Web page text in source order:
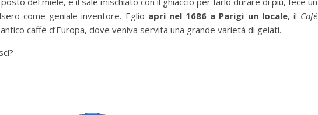
come geniale inventore. Eglio aprì nel 1686 a Parigi un locale, il Café
caffè d’Europa, dove veniva servita una grande varietà di gelati.